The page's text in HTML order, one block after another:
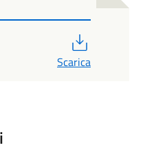
Scarica